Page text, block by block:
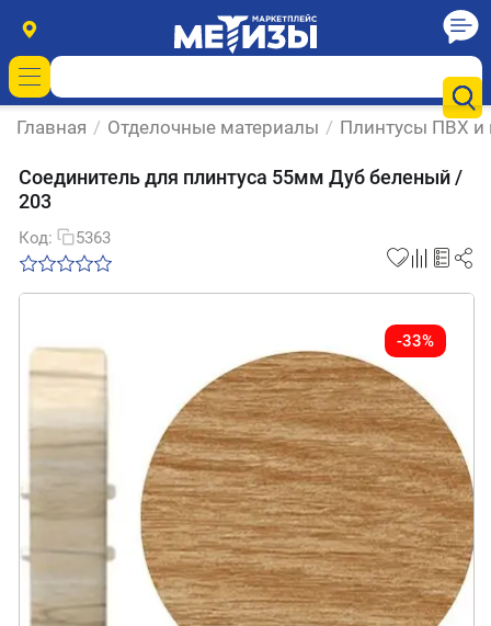
Главная / Отделочные материалы / Плинтусы ПВХ
Соединитель для плинтуса 55мм Дуб беленый /
203
Код: 5363
-33%